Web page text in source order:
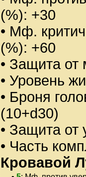
(%): +30
• Мф.
(%): +60
• Защита от
• Уровень
• Броня
(10+d30)
• Защита от
• Часть
Кровавой